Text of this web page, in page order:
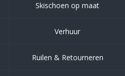
Skischoen op maat
Verhuur
Ruilen & Retourneren